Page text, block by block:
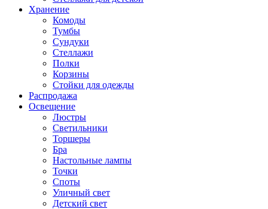
Хранение
Комоды
Тумбы
Сундуки
Стеллажи
Полки
Корзины
Стойки для одежды
Распродажа
Освещение
Люстры
Светильники
Торшеры
Бра
Настольные лампы
Точки
Споты
Уличный свет
Детский свет